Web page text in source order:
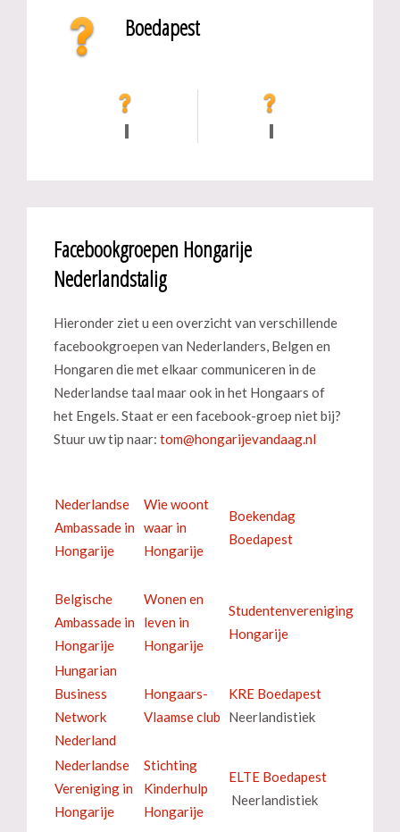
Boedapest
Facebookgroepen Hongarije
Nederlandstalig
Hieronder ziet u een overzicht van verschillende
facebookgroepen van Nederlanders, Belgen en
Hongaren die met elkaar communiceren in de
Nederlandse taal maar ook in het Hongaars of
het Engels. Staat er een facebook-groep niet bij?
Stuur uw tip naar:
Nederlandse
Ambassade in
Hongarije
Wie woont
waar in
Hongarije
Boekendag
Boedapest
Belgische
Ambassade in
Hongarije
Wonen en
leven in
Hongarije
Studentenvereniging
Hongarije
Hungarian
Business
Network
Nederland
Hongaars-
Vlaamse club
KRE Boedapest
Neerlandistiek
Nederlandse
Vereniging in
Hongarije
Stichting
Kinderhulp
Hongarije
ELTE Boedapest
Neerlandistiek